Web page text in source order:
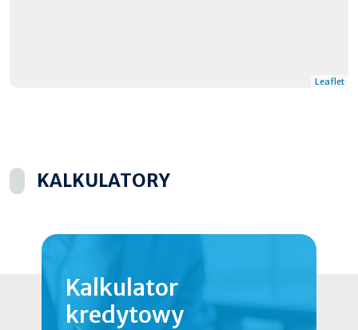
Leaflet
KALKULATORY
Kalkulator
kredytowy